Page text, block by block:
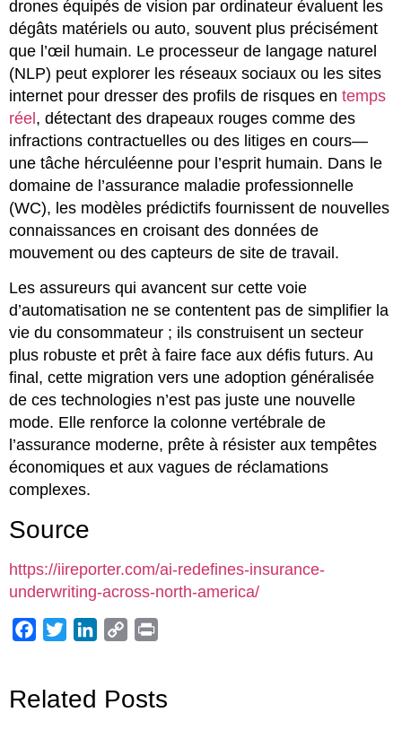
drones équipés de vision par ordinateur évaluent les
dégâts matériels ou auto, souvent plus précisément
que l’œil humain. Le processeur de langage naturel
(NLP) peut explorer les réseaux sociaux ou les sites
internet pour dresser des profils de risques en temps
réel, détectant des drapeaux rouges comme des
infractions contractuelles ou des litiges en cours—
une tâche hérculéenne pour l’esprit humain. Dans le
domaine de l’assurance maladie professionnelle
(WC), les modèles prédictifs fournissent de nouvelles
connaissances en croisant des données de
mouvement ou des capteurs de site de travail.
Les assureurs qui avancent sur cette voie
d’automatisation ne se contentent pas de simplifier la
vie du consommateur ; ils construisent un secteur
plus robuste et prêt à faire face aux défis futurs. Au
final, cette migration vers une adoption généralisée
de ces technologies n’est pas juste une nouvelle
mode. Elle renforce la colonne vertébrale de
l’assurance moderne, prête à résister aux tempêtes
économiques et aux vagues de réclamations
complexes.
Source
https://iireporter.com/ai-redefines-insurance-
underwriting-across-north-america/
Facebook
TwitterLinkedIn
Copy
Related Posts